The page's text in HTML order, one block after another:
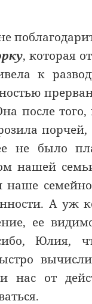
, которая
к
после
порчей,
не было
нашей
А уж
ее
Юлия,
нас от